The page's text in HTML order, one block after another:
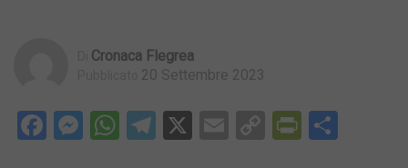
Cronaca Flegrea
20 Settembre 2023
Facebook
Messenger
WhatsApp
Telegram
X EmailCopy